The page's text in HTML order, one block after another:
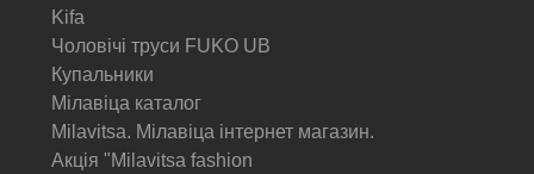
Kifa
Чоловічі труси FUKO UB
Купальники
Мілавіца каталог
Milavitsa. Мілавіца інтернет магазин.
Акція "Milavitsa fashion